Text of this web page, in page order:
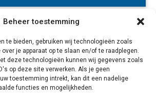
Beheer toestemming
te bieden, gebruiken wij technologieën zoals
je apparaat op te slaan en/of te raadplegen.
deze technologieën kunnen wij gegevens zoals
op deze site verwerken. Als je geen
toestemming intrekt, kan dit een nadelige
functies en mogelijkheden.
de wonderlijke natuur van Grand
Arches, Sedona en de Navajo cultuur
Maak een verbluffende wandeling
Dit is het Wilde Westen op zijn
in goede middenklasse hotels.